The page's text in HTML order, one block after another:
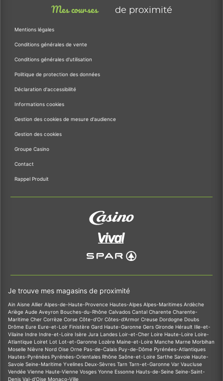
Mes courses de proximité
Mentions légales
Conditions générales de vente
Conditions générales d'utilisation
Politique de protection des données
Déclaration d'accessibilité
Informations cookies
Gestion des cookies de mesure d'audience
Gestion des cookies
Groupe Casino
Contact
Rappel Produit
Je trouve mes magasins de proximité
Ain Aisne Allier Alpes-de-Haute-Provence Hautes-Alpes Alpes-Maritimes Ardèche
Ariège Aude Aveyron Bouches-du-Rhône Calvados Cantal Charente Charente-
Maritime Cher Corrèze Corse Côte-d'Or Côtes-d'Armor Creuse Dordogne Doubs
Drôme Eure Eure-et-Loir Finistère Gard Haute-Garonne Gers Gironde Hérault Ille-et-
Vilaine Indre Indre-et-Loire Isère Jura Landes Loir-et-Cher Loire Haute-Loire Loire-
Atlantique Loiret Lot Lot-et-Garonne Lozère Maine-et-Loire Manche Marne Morbihan
Moselle Nièvre Nord Oise Orne Pas-de-Calais Puy-de-Dôme Pyrénées-Atlantiques
Hautes-Pyrénées Pyrénées-Orientales Rhône Saône-et-Loire Sarthe Savoie Haute-
Savoie Seine-Maritime Yvelines Deux-Sèvres Tarn Tarn-et-Garonne Var Vaucluse
Vendée Vienne Haute-Vienne Vosges Yonne Essonne Hauts-de-Seine Seine-Saint-
Denis Val-d'Oise Monaco-Ville